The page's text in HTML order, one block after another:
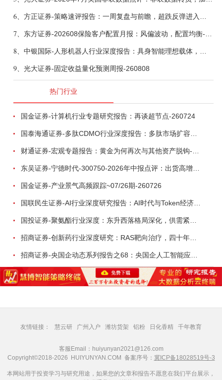
6、
7、
8、
9、 光大证券-固定收益量化预测周报-260808
热门行业
国金证券-计算机行业专题研究报告：再谈超节点-260724
东吴证券-宁德时代-300750-2026年中报点评：出货高增业绩稳健，回购彰显龙头信心-260726
国金证券-产业景气高频跟踪~07/26期-260726
国联民生证券-AI行业深度研究报告：AI时代与Token经济，从技术符号到数字石油-260801
招商证券-创新药行业深度研究：RAS靶向治疗，四十年不可成药的终结，与终结之后的治疗格局演化-260805
友情链接： 慧云研 广州入户 潍坊货架 铝粉 日化香精 千年教育
客服Email：huiyunyan2021@126.com
Copyright©2018-2026 HUIYUNYAN.COM 备案序号： 冀ICP备18028519号-3
本网站用于投资学习与研究用途，如果您的文章和报告不愿意在我们平台展示，